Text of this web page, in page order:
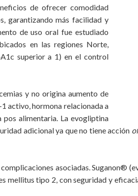
de ofrecer comodidad
garantizando más facilidad y
de uso oral fue estudiado
en las regiones Norte,
superior a 1) en el control
y no origina aumento de
activo, hormona relacionada a
pos alimentaria. La evogliptina
adicional ya que no tiene acción
asociadas. Suganon®
tipo 2, con seguridad y